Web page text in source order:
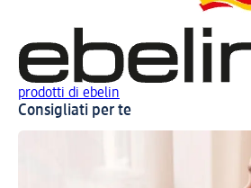
prodotti di ebelin
Consigliati per te